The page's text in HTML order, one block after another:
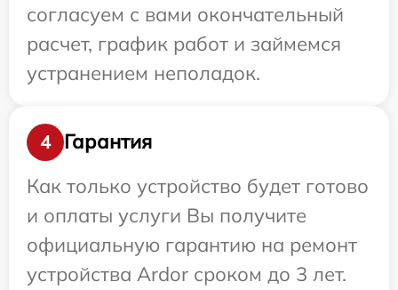
согласуем с вами окончательный
расчет, график работ и займемся
устранением неполадок.
4
Гарантия
Как только устройство будет готово
и оплаты услуги Вы получите
официальную гарантию на ремонт
устройства Ardor сроком до 3 лет.